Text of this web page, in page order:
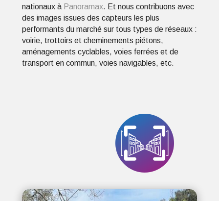
nationaux à Panoramax. Et nous contribuons avec
des images issues des capteurs les plus
performants du marché sur tous types de réseaux :
voirie, trottoirs et cheminements piétons,
aménagements cyclables, voies ferrées et de
transport en commun, voies navigables, etc.